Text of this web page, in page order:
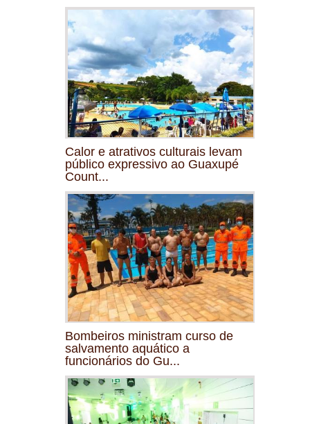
Calor e atrativos culturais levam
público expressivo ao Guaxupé
Count...
Bombeiros ministram curso de
salvamento aquático a
funcionários do Gu...